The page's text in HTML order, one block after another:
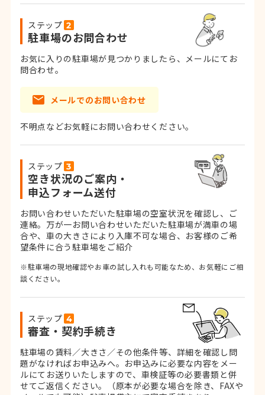
ステップ
駐車場のお問合わせ
お気に入りの駐車場が見つかりましたら、メールにてお
問合わせ。
メールでのお問い合わせ
不明点などお気軽にお問い合わせください。
ステップ
空き状況のご案内・
申込フォーム送付
お問い合わせいただいた駐車場の空室状況を確認し、ご
連絡。 万が一お問い合わせいただいた駐車場が満車の場
合や、車の大きさにより入庫不可な場合、お客様のご希
望条件に合う駐車場をご紹介
※駐車場の現地確認やお車の試し入れも可能なため、お気軽にご相
談ください。
ステップ
審査・契約手続き
駐車場の賃料／大きさ／その他条件等、詳細を確認し問
題がなければお申込みへ。お申込みに必要な内容をメー
ルにてお送りいたしますので、車検証等の必要書類と併
せてご返信ください。
（原本が必要な場合を除き、FAXや